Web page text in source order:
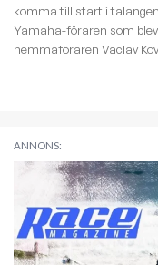
komma till start i
Yamaha-föraren som
hemmaföraren Vaclav
ANNONS: